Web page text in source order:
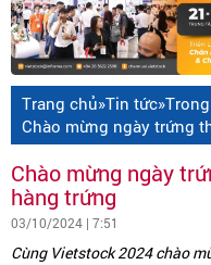
Trang chủ»Tin tức»
Chào mừng ngày trứng
Chào mừng ngày
hàng trứng
03/10/2024 | 7:51
Cùng Vietstock 2024 chào